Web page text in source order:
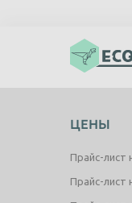
ЦЕНЫ
Прайс-лист
Прайс-лист